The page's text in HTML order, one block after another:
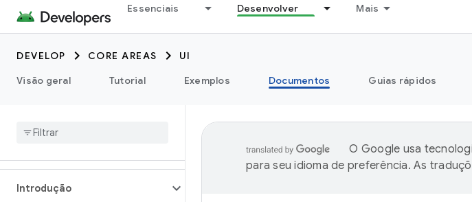
Essenciais Desenvolver Mais
DEVELOP CORE AREAS
UI
Visão geral
Tutorial Exemplos Documentos Guias rápidos
Introdução
O Google usa
para seu idioma de preferência. As